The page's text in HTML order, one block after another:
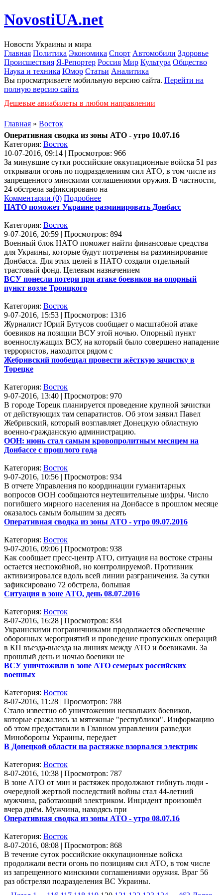
NovostiUA.net
Новости Украины и мира
Главная Политика Экономика Спорт Автомобили Здоровье
Происшествия Я-Репортер Россия Мир Культура Общество
Наука и техника Юмор Статьи Аналитика
Вы просматриваете мобильную версию сайта. Перейти на
полную версию сайта
Дешевые авиабилеты в любом направлении
Главная » Восток
Оперативная сводка из зоны АТО - утро 10.07.16
Категория: Восток
10-07-2016, 09:14 | Просмотров: 966
За минувшие сутки российские оккупационные войска 51 раз
открывали огонь по подразделениям сил АТО, в том числе из
запрещенного минскими соглашениями оружия. В частности,
24 обстрела зафиксировано на
Комментарии (0) Подробнее
НАТО поможет Украине разминировать Донбасс
Категория: Восток
9-07-2016, 20:59 | Просмотров: 894
Военный блок НАТО поможет найти финансовые средства
для Украины, которые будут потрачены на разминирование
Донбасса. Для этих целей в НАТО создали отдельный
трастовый фонд. Целевым назначением
ВСУ понесли потери при атаке боевиков на опорный
пункт возле Троицкого
Категория: Восток
9-07-2016, 15:53 | Просмотров: 1316
Журналист Юрий Бутусов сообщает о масштабной атаке
боевиков на позиции ВСУ этой ночью. Опорный пункт
военнослужащих ВСУ, на который было совершено нападение
террористов, находится рядом с
Жебривский пообещал провести жёсткую зачистку в
Торецке
Категория: Восток
9-07-2016, 13:40 | Просмотров: 970
В городе Торецк планируется проведение крупной зачистки
от действующих там сепаратистов. Об этом заявил Павел
Жебривский, который возглавляет Донецкую областную
военно-гражданскую администрацию.
ООН: июнь стал самым кровопролитным месяцем на
Донбассе с прошлого года
Категория: Восток
9-07-2016, 10:56 | Просмотров: 934
В отчете Управления по координации гуманитарных
вопросов ООН сообщаются неутешительные цифры. Число
погибшего мирного населения на Донбассе в прошлом месяце
оказалось самым большим за десять
Оперативная сводка из зоны АТО - утро 09.07.2016
Категория: Восток
9-07-2016, 09:06 | Просмотров: 938
Как сообщает пресс-центр АТО, ситуация на востоке страны
остается неспокойной, но контролируемой. Противник
активизировался вдоль всей линии разграничения. За сутки
зафиксировано 72 обстрела, большая
Ситуация в зоне АТО, день 08.07.2016
Категория: Восток
8-07-2016, 16:28 | Просмотров: 834
Украинскими пограничниками продолжается обеспечение
оборонных мероприятий и проведение пропускных операций
в КП въезда-выезда на линиях между АТО и боевиками. За
прошлый день и ночью боевики не
ВСУ уничтожили в зоне АТО семерых российских
военных
Категория: Восток
8-07-2016, 11:28 | Просмотров: 788
Стало известно об уничтожении нескольких боевиков,
которые сражались за мятежные "республики". Информацию
об этом предоставили в Главном управлении разведки
Минобороны Украины, передает
В Донецкой области на растяжке взорвался электрик
Категория: Восток
8-07-2016, 10:38 | Просмотров: 787
В зоне АТО от мин и растяжек продолжают гибнуть люди -
очередной жертвой последствий войны стал 44-летний
мужчина, работающий электриком. Инцидент произошёл
вчера днём. Мужчина, находясь при
Оперативная сводка из зоны АТО - утро 08.07.16
Категория: Восток
8-07-2016, 08:08 | Просмотров: 868
В течение суток российские оккупационные войска
продолжали вести огонь по позициям сил АТО, в том числе
из запрещенного минскими соглашениями оружия. Враг 56
раз обстрелял подразделения ВС Украины.